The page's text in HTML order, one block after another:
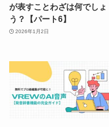
が表すことわざは何でしょ
う？【パート6】
2026年1月2日